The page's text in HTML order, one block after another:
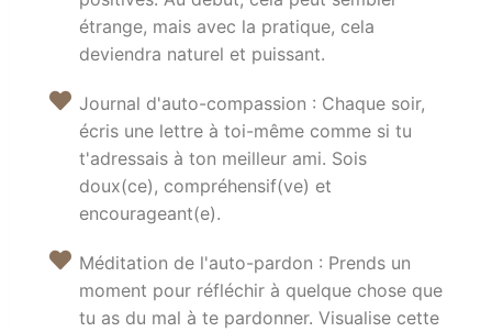
étrange, mais avec la pratique, cela
deviendra naturel et puissant.
Journal d'auto-compassion : Chaque soir,
écris une lettre à toi-même comme si tu
t'adressais à ton meilleur ami. Sois
doux(ce), compréhensif(ve) et
encourageant(e).
Méditation de l'auto-pardon : Prends un
moment pour réfléchir à quelque chose que
tu as du mal à te pardonner. Visualise cette